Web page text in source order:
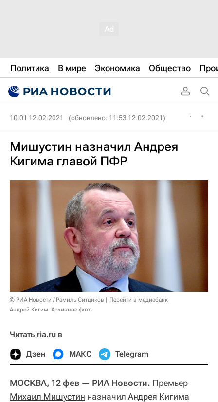
Политика В мире Экономика Общество
10:01 12.02.2021 (обновлено: 11:53 12.02.2021)
Мишустин назначил Андрея
Кигима главой ПФР
© РИА Новости / Рамиль Ситдиков
Перейти в медиабанк
Андрей Кигим. Архивное фото
Читать ria.ru в
Дзен МАКС Telegram
МОСКВА, 12 фев — РИА Новости. Премьер
Михаил Мишустин назначил Андрея Кигима